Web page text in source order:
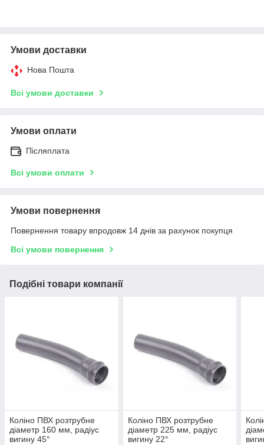
Умови доставки
Нова Пошта
Всі умови доставки
Умови оплати
Післяплата
Всі умови оплати
Умови повернення
Повернення товару впродовж 14 днів за рахунок покупця
Всі умови повернення
Подібні товари компанії
Коліно ПВХ розтрубне
діаметр 160 мм, радіус
вигину 45°
Коліно ПВХ розтрубне
діаметр 225 мм, радіус
вигину 22°